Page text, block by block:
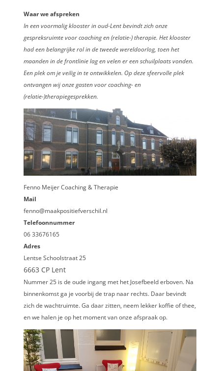
Waar we afspreken
In een voormalig klooster in oud-Lent bevindt zich onze
gespreksruimte voor coaching en (relatie-) therapie. Het klooster
had een belangrijke rol in de tweede wereldoorlog, toen het
maanden in de frontlinie lag en velen er een schuilplaats vonden.
Een plek om je veilig in te ontwikkelen. Op deze sfeervolle plek
ontvangen wij onze gasten voor coaching- en
(relatie-)therapiegesprekken.
Fenno Meijer Coaching & Therapie
Mail
fenno@maakpositiefverschil.nl
Telefoonnummer
06 33676165
Adres
Lentse Schoolstraat 25
6663 CP Lent
Nummer 25 is de oude ingang met het Josefbeeld erboven. Na
binnenkomst ga je voorbij de trap naar rechts. Daar bevindt
zich de wachtruimte. Ga daar zitten, neem lekker koffie of thee,
en we halen je op het moment van onze afspraak op.